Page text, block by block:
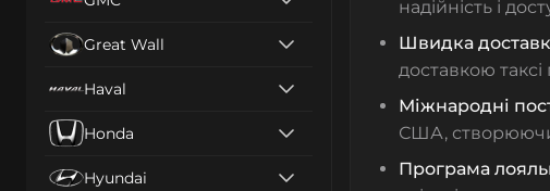
Great Wall
Haval
Honda
Hyundai
надійність і
Швидка
доставкою
Міжнародні
США,
Програма